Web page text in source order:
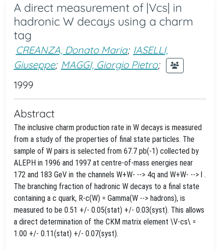
A direct measurement of |Vcs| in
hadronic W decays using a charm
tag
CREANZA, Donato Maria; IASELLI,
Giuseppe; MAGGI, Giorgio Pietro;
1999
Abstract
The inclusive charm production rate in W decays is measured
from a study of the properties of final state particles. The
sample of W pairs is selected from 67.7 pb(-1) collected by
ALEPH in 1996 and 1997 at centre-of-mass energies near
172 and 183 GeV in the channels W+W- --> 4q and W+W- --> l .
The branching fraction of hadronic W decays to a final state
containing a c quark, R-c(W) = Gamma(W --> hadrons), is
measured to be 0.51 +/- 0.05(stat) +/- 0.03(syst). This allows
a direct determination of the CKM matrix element \V-cs\ =
1.00 +/- 0.11(stat) +/- 0.07(syst).